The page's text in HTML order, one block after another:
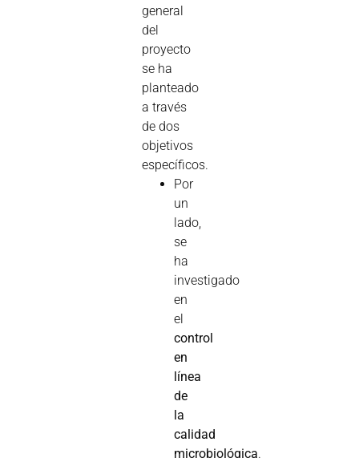
general
del
proyecto
se ha
planteado
a través
de dos
objetivos
específicos.
Por
un
lado,
se
ha
investigado
en
el
control
en
línea
de
la
calidad
microbiológica.